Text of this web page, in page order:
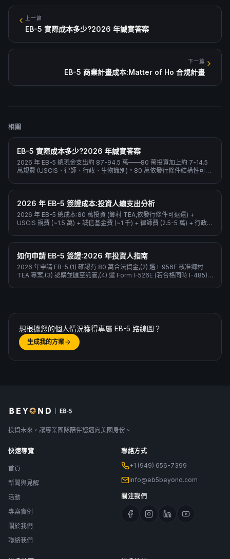
上一篇
EB-5 實際成本多少?2026 年誠實答案
下一篇
EB-5 商業計畫成本:Matter of Ho 合規計畫
相關
EB-5 實際成本多少?2026 年誠實答案
2026 年 EB-5 總現金支出約 87-94.5 萬——80 萬投資加上約 7-14.5
萬規費 (USCIS、律師、行政、生物識別)。80 萬依發行條件結構性可返
2026 年 EB-5 簽證成本:投資人總支出分析
2026 年 EB-5 總成本:80 萬投資 (鄉村 TEA,依發行條件可返還) +
USCIS 規費 (~1.5 萬) + 誠信基金費 (~1 千) + 律師費 (2.5-5 萬) + 行政費
如何申請 EB-5 簽證:2026 年投資人指南
2026 年申請 EB-5:(1) 確認有 80 萬合法資金,(2) 選 I-956F 核准鄉村
TEA 專案,(3) 認購並匯至託管,(4) 遞 Form I-526E (若合格同時 I-485),
想根據您的個人情況獲得專屬 EB-5 路線圖？
生成我的方案
投資未來，讓專業團隊陪伴您邁向美國身份。
快速導覽
首頁
新聞與見解
活動
專案實例
關於我們
聯絡我們
聯絡方式
+1 (949) 656-7399
info@eb5beyond.com
關注我們